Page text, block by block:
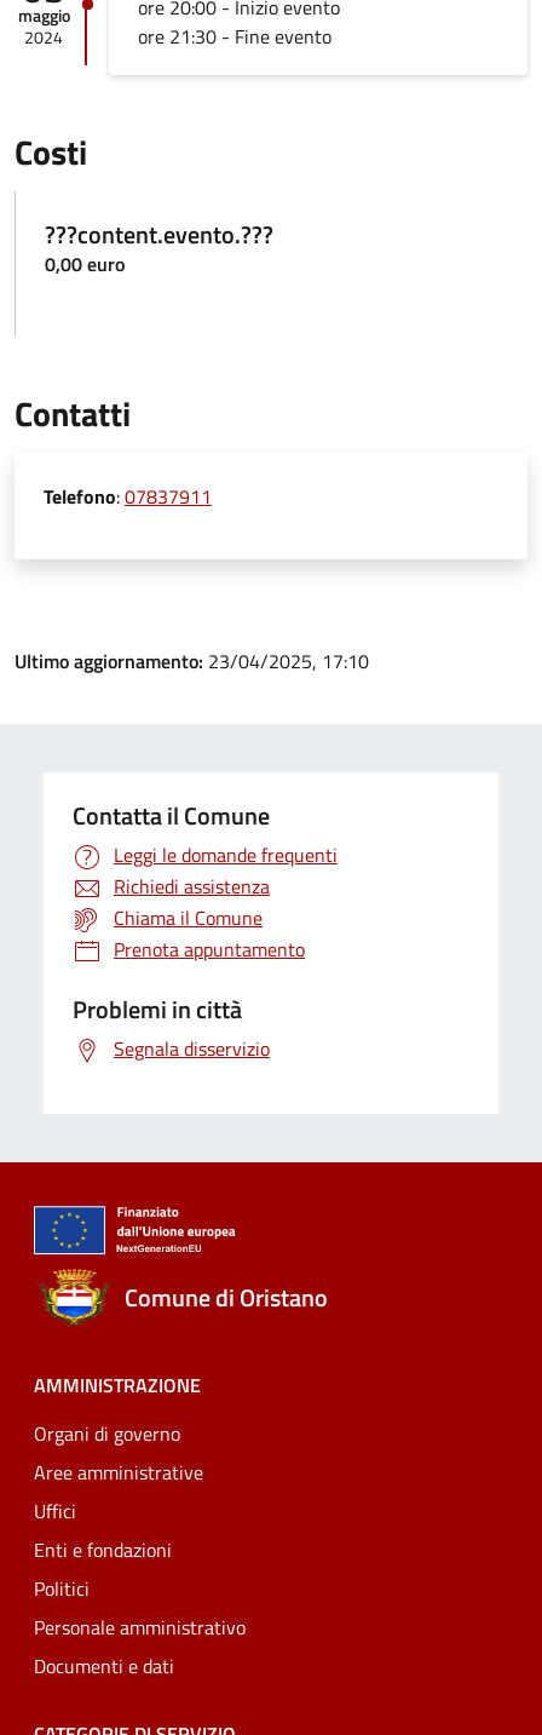
maggio
2024
ore 20:00 - Inizio evento
ore 21:30 - Fine evento
Costi
???content.evento.???
0,00 euro
Contatti
Telefono:07837911
Ultimo aggiornamento: 23/04/2025, 17:10
Contatta il Comune
Leggi le domande frequenti
Richiedi assistenza
Chiama il Comune
Prenota appuntamento
Problemi in città
Segnala disservizio
Comune di Oristano
AMMINISTRAZIONE
Organi di governo
Aree amministrative
Uffici
Enti e fondazioni
Politici
Personale amministrativo
Documenti e dati